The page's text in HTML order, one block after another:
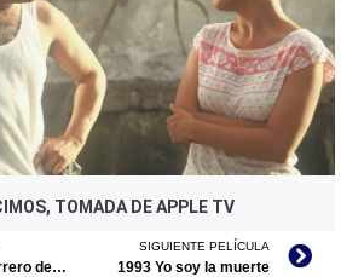
TOMADA DE APPLE TV
1993 Vampiro, guerrero de la noche
SIGUIENTE PELÍCULA
1993 Yo soy la muerte